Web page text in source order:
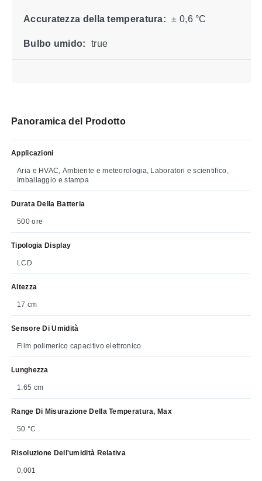
Accuratezza della temperatura: ± 0,6 °C
Bulbo umido: true
Panoramica del Prodotto
Applicazioni
Aria e HVAC, Ambiente e meteorologia, Laboratori e scientifico,
Imballaggio e stampa
Durata Della Batteria
500 ore
Tipologia Display
LCD
Altezza
17 cm
Sensore Di Umidità
Film polimerico capacitivo elettronico
Lunghezza
1.65 cm
Range Di Misurazione Della Temperatura, Max
50 °C
Risoluzione Dell'umidità Relativa
0,001